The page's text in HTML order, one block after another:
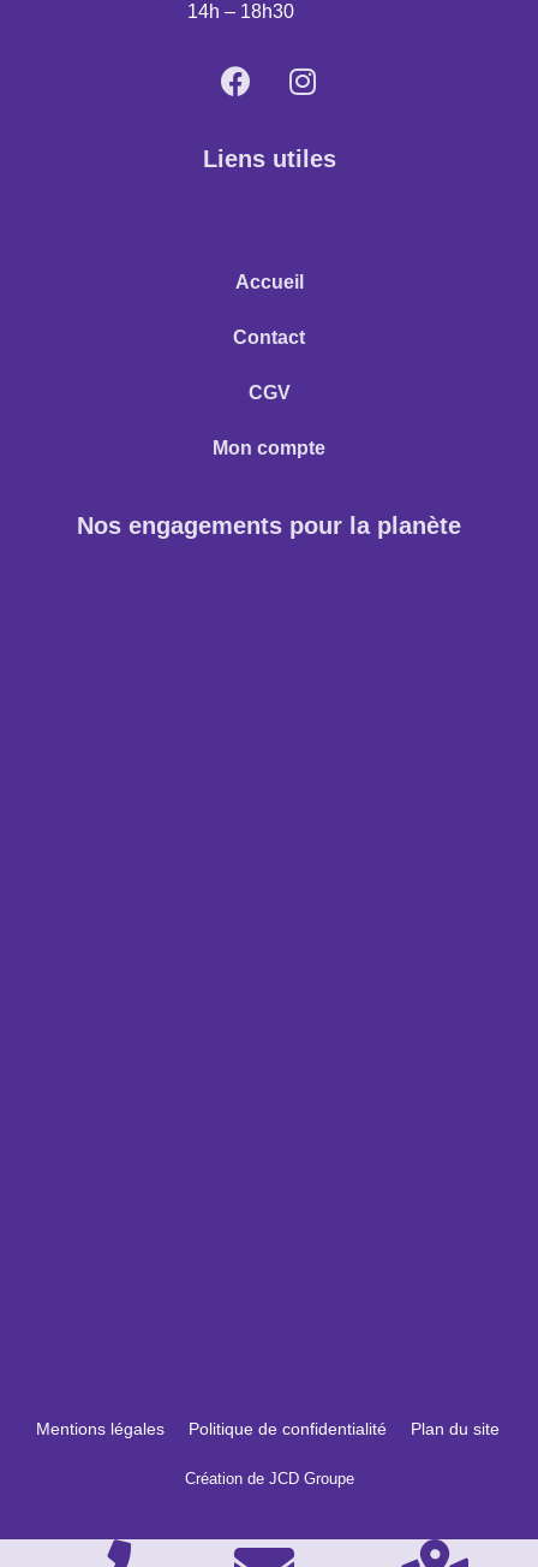
14h – 18h30
Liens utiles
Accueil
Contact
CGV
Mon compte
Nos engagements pour la planète
Mentions légales Politique de confidentialité Plan du site
Création de JCD Groupe